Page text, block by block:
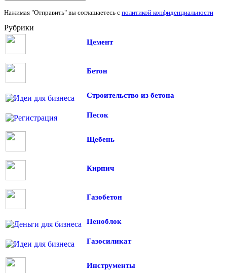
Нажимая "Отправить" вы соглашаетесь с политикой конфиденциальности
Рубрики
Цемент
Бетон
Строительство из бетона
Песок
Щебень
Кирпич
Газобетон
Пеноблок
Газосиликат
Инструменты